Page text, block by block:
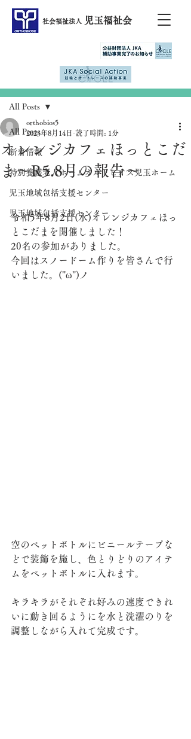
社会福祉法人 児玉福祉会
All Posts
新着情報
特別養護老人ホームオルトビオス児玉ホーム
児玉地域包括支援センター
児玉地域包括支援センター
All Posts
オレンジカフェほっとこだ
ま～R5.8月の報告～
orthobios5
2023年8月14日 読了時間: 1分
令和5年8月2日(水)オレンジカフェほっ
とこだまを開催しました！
20名の参加がありました。
今回はスノードーム作りを皆さんで行
いました。(''ω'')ノ
空のペットボトルにビニールテープな
どで装飾を施し、色とりどりのアイテ
ムをペットボトルに入れます。
キラキラがそれぞれ好みの速度できれ
いに動き回るようにを水と洗濯のりを
調整しながら入れて完成です。